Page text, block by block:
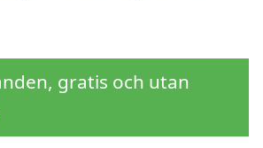
gratis och utan